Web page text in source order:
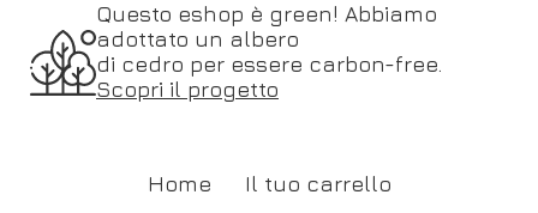
Questo eshop è green! Abbiamo
adottato un albero
di cedro per essere carbon-free.
Scopri il progetto
Home
Il tuo carrello